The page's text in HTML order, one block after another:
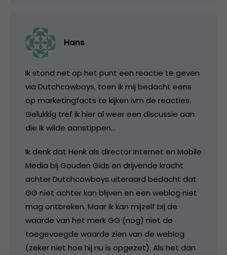
Hans
Ik stond net op het punt een reactie te geven
via Dutchcowboys, toen ik mij bedacht eens
op marketingfacts te kijken ivm de reacties.
Gelukkig tref ik hier al weer een discussie aan
die ik wilde aanstippen…
Ik denk dat Henk als director Internet en Mobile
Media bij Gouden Gids en drijvende kracht
achter Dutchcowboys uiteraard bedacht dat
GG niet achter kan blijven en een weblog niet
mag ontbreken. Maar ik kan mijzelf bij de
waarde van het merk GG (nog) niet de
toegevoegde waarde zien van de weblog
(zeker niet hoe hij nu is opgezet). Als het dan